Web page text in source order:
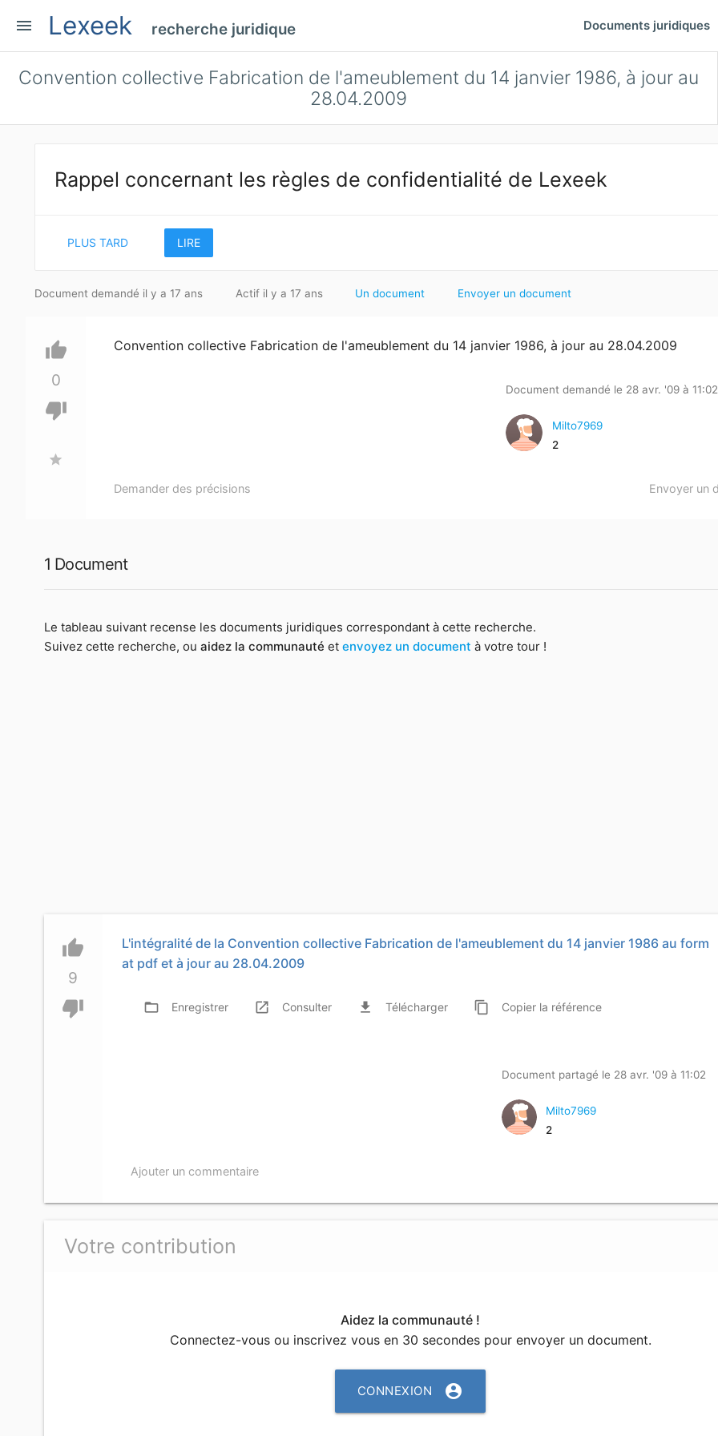
menu Lexeek recherche juridique Documents juridiques
Convention collective Fabrication de l'ameublement du 14 janvier 1986, à jour au
28.04.2009
Rappel concernant les règles de confidentialité de Lexeek
PLUS TARD LIRE
Document demandé il y a 17 ans Actif il y a 17 ans Un document Envoyer un document
thumb_up
0
thumb_down
star
Convention collective Fabrication de l'ameublement du 14 janvier 1986, à jour au 28.04.2009
Document demandé le 28 avr. '09 à 11:02
Milto7969
2
Demander des précisions Envoyer un
1 Document
Le tableau suivant recense les documents juridiques correspondant à cette recherche.
Suivez cette recherche, ou aidez la communauté et envoyez un document à votre tour !
thumb_up
9
thumb_down
L'intégralité de la Convention collective Fabrication de l'ameublement du 14 janvier 1986 au form
at pdf et à jour au 28.04.2009
folder_open Enregistrer launch Consulter file_download Télécharger content_copy Copierla référence
Document partagé le 28 avr. '09 à 11:02
Milto7969
2
Ajouter un commentaire
Votre contribution
Aidez la communauté !
Connectez-vous ou inscrivez vous en 30 secondes pour envoyer un document.
CONNEXION account_circle